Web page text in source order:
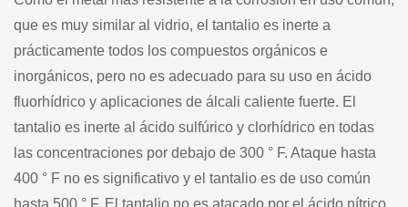
que es muy similar al vidrio, el tantalio es inerte a
prácticamente todos los compuestos orgánicos e
inorgánicos, pero no es adecuado para su uso en ácido
fluorhídrico y aplicaciones de álcali caliente fuerte. El
tantalio es inerte al ácido sulfúrico y clorhídrico en todas
las concentraciones por debajo de 300 ° F. Ataque hasta
400 ° F no es significativo y el tantalio es de uso común